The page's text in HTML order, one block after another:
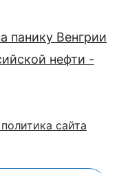
панику Венгрии
нефти -
сайта